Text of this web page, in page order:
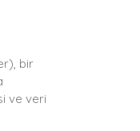
bir
ve veri